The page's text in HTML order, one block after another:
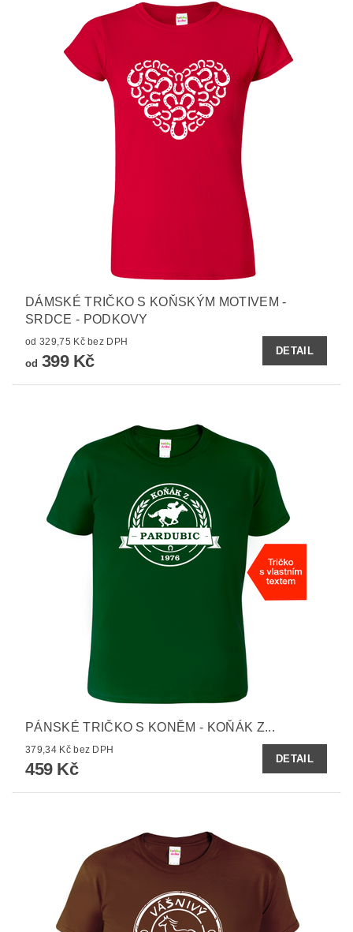
DÁMSKÉ TRIČKO S KOŇSKÝM MOTIVEM -
SRDCE - PODKOVY
od 329,75 Kč bez DPH
od 399 Kč
DETAIL
PÁNSKÉ TRIČKO S KONĚM - KOŇÁK Z...
379,34 Kč bez DPH
459 Kč
DETAIL